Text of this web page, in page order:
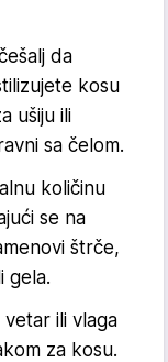
da
kosu
ušiju ili
sa čelom.
količinu
se na
štrče,
gela.
ili vlaga
za kosu.